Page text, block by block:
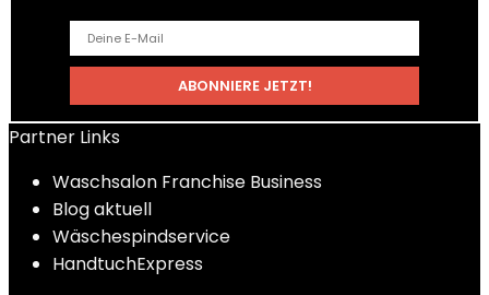
Partner Links
Waschsalon Franchise Business
Blog aktuell
Wäschespindservice
HandtuchExpress